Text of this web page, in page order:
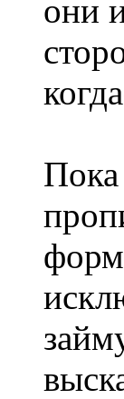
они